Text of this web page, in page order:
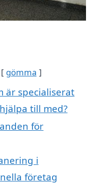
gömma
är specialiserat
till med?
för
i
företag